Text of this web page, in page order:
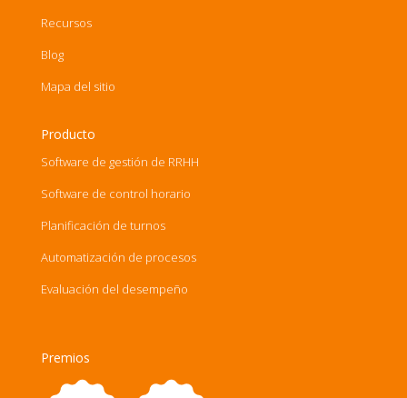
Recursos
Blog
Mapa del sitio
Producto
Software de gestión de RRHH
Software de control horario
Planificación de turnos
Automatización de procesos
Evaluación del desempeño
Premios